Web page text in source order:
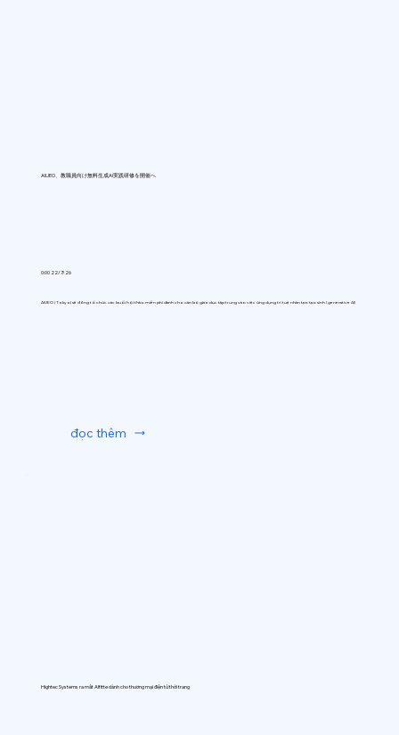
AIUEO、教職員向け無料生成AI実践研修を開催へ
0:00 22/7/26
AIUEO (Tokyo) sẽ đồng tổ chức các buổi hội thảo miễn phí dành cho cán bộ giáo dục tập trung vào việc ứng dụng trí tuệ nhân tạo tạo sinh (generative AI)
đọc thêm
Hightec Systems ra mắt AIfitte dành cho thương mại điện tử thời trang